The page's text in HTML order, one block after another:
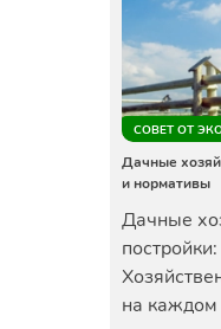
СОВЕТ ОТ
Дачные
и нормативы
Дачные
на каждом